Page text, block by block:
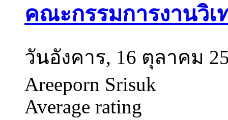
คณะกรรมการงานวิเ
วันอังคาร, 16 ตุลาคม
Areeporn Srisuk
Average rating